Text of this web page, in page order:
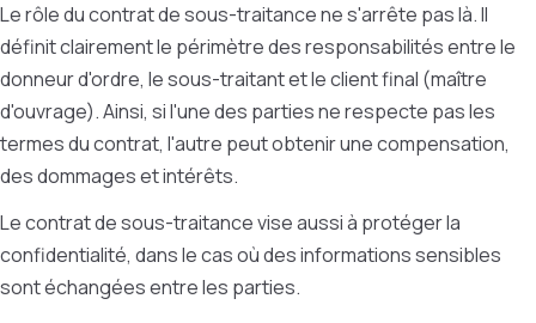
Le rôle du contrat de sous-traitance ne s'arrête pas là. Il
définit clairement le périmètre des responsabilités entre le
donneur d'ordre, le sous-traitant et le client final (maître
d'ouvrage). Ainsi, si l'une des parties ne respecte pas les
termes du contrat, l'autre peut obtenir une compensation,
des dommages et intérêts.
Le contrat de sous-traitance vise aussi à protéger la
confidentialité, dans le cas où des informations sensibles
sont échangées entre les parties.